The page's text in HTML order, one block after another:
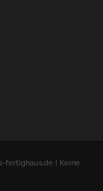
fertighaus.de | Keine